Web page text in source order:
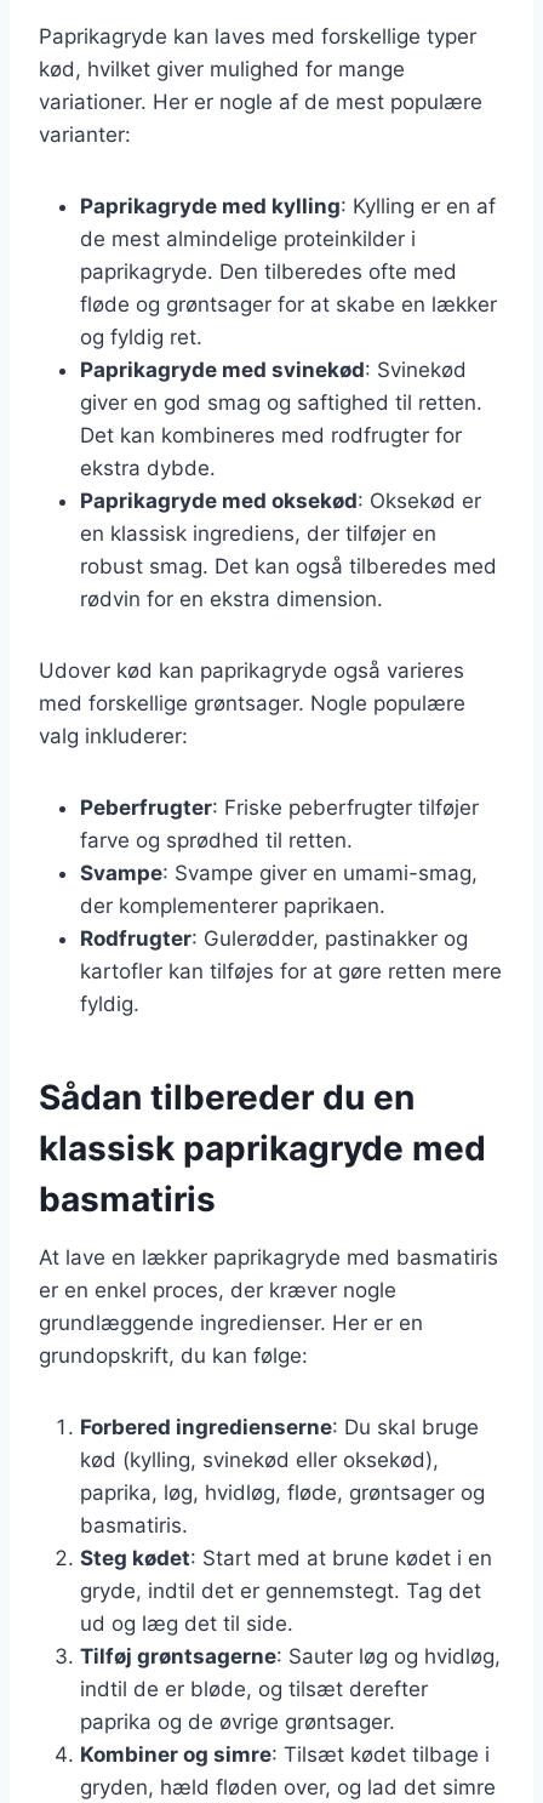
Paprikagryde kan laves med forskellige typer
kød, hvilket giver mulighed for mange
variationer. Her er nogle af de mest populære
varianter:
Paprikagryde med kylling: Kylling er en af
de mest almindelige proteinkilder i
paprikagryde. Den tilberedes ofte med
fløde og grøntsager for at skabe en lækker
og fyldig ret.
Paprikagryde med svinekød: Svinekød
giver en god smag og saftighed til retten.
Det kan kombineres med rodfrugter for
ekstra dybde.
Paprikagryde med oksekød: Oksekød er
en klassisk ingrediens, der tilføjer en
robust smag. Det kan også tilberedes med
rødvin for en ekstra dimension.
Udover kød kan paprikagryde også varieres
med forskellige grøntsager. Nogle populære
valg inkluderer:
Peberfrugter: Friske peberfrugter tilføjer
farve og sprødhed til retten.
Svampe: Svampe giver en umami-smag,
der komplementerer paprikaen.
Rodfrugter: Gulerødder, pastinakker og
kartofler kan tilføjes for at gøre retten mere
fyldig.
Sådan tilbereder du en
klassisk paprikagryde med
basmatiris
At lave en lækker paprikagryde med basmatiris
er en enkel proces, der kræver nogle
grundlæggende ingredienser. Her er en
grundopskrift, du kan følge:
Forbered ingredienserne: Du skal bruge
kød (kylling, svinekød eller oksekød),
paprika, løg, hvidløg, fløde, grøntsager og
basmatiris.
Steg kødet: Start med at brune kødet i en
gryde, indtil det er gennemstegt. Tag det
ud og læg det til side.
Tilføj grøntsagerne: Sauter løg og hvidløg,
indtil de er bløde, og tilsæt derefter
paprika og de øvrige grøntsager.
Kombiner og simre: Tilsæt kødet tilbage i
gryden, hæld fløden over, og lad det simre